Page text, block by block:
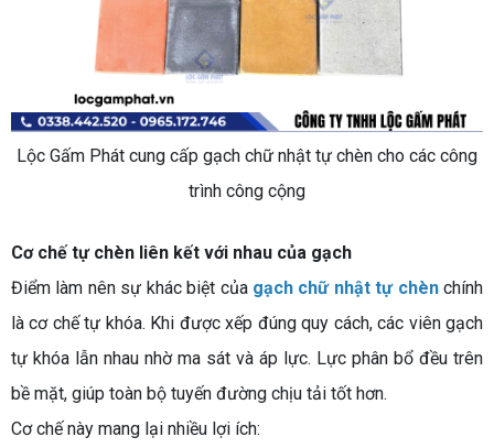
Lộc Gấm Phát cung cấp gạch chữ nhật tự chèn cho các công
trình công cộng
Cơ chế tự chèn liên kết với nhau của gạch
Điểm làm nên sự khác biệt của gạch chữ nhật tự chènchính
là cơ chế tự khóa. Khi được xếp đúng quy cách, các viên gạch
tự khóa lẫn nhau nhờ ma sát và áp lực. Lực phân bổ đều trên
bề mặt, giúp toàn bộ tuyến đường chịu tải tốt hơn.
Cơ chế này mang lại nhiều lợi ích: